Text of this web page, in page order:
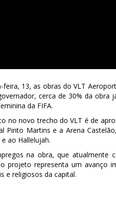
13, as obras do VLT
cerca de 30% da obra
da FIFA.
no novo trecho do VLT é de
Martins e a Arena
ao Hallelujah.
na obra, que atualmente
projeto representa um avanço
e religiosos da capital.